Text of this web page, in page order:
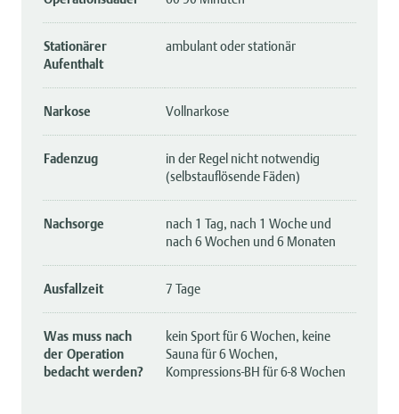
Stationärer
Aufenthalt
ambulant oder stationär
Narkose Vollnarkose
Fadenzug
in der Regel nicht notwendig
(selbstauflösende Fäden)
Nachsorge
nach 1 Tag, nach 1 Woche und
nach 6 Wochen und 6 Monaten
Ausfallzeit 7 Tage
Was muss nach
der Operation
bedacht werden?
kein Sport für 6 Wochen, keine
Sauna für 6 Wochen,
Kompressions-BH für 6-8 Wochen